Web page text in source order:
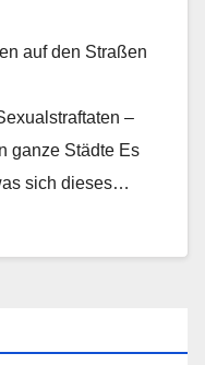
auf den Straßen
–
ganze Städte Es
sich dieses…